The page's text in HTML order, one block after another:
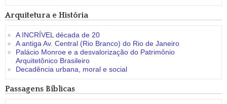
Arquitetura e História
A INCRÍVEL década de 20
A antiga Av. Central (Rio Branco) do Rio de Janeiro
Palácio Monroe e a desvalorização do Patrimônio
Arquitetônico Brasileiro
Decadência urbana, moral e social
Passagens Bíblicas